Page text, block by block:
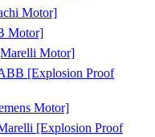
Motor]
Motor]
Motor]
[Explosion Proof
Motor]
[Explosion Proof